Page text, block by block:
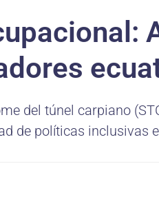
del túnel carpiano
de políticas inclusivas